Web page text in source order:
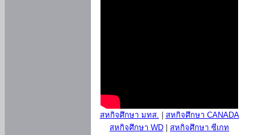
สหกิจศึกษา มทส.
สหกิจศึกษา CANADA
สหกิจศึกษา WD
สหกิจศึกษา ซีเกท